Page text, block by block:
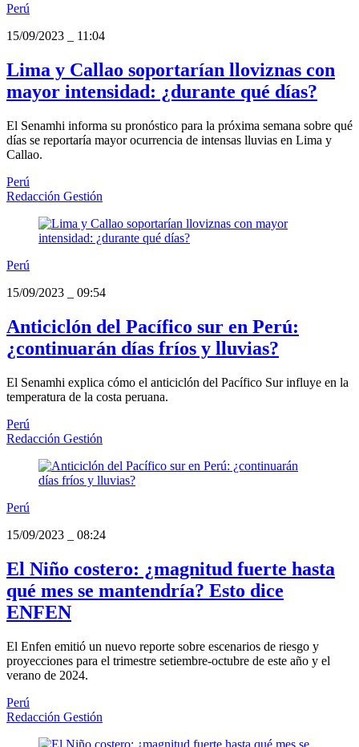
Perú
15/09/2023
11:04
Lima y Callao soportarían lloviznas con
mayor intensidad: ¿durante qué días?
El Senamhi informa su pronóstico para la próxima semana sobre qué
días se reportaría mayor ocurrencia de intensas lluvias en Lima y
Callao.
Perú
Redacción Gestión
Perú
15/09/2023
09:54
Anticiclón del Pacífico sur en Perú:
¿continuarán días fríos y lluvias?
El Senamhi explica cómo el anticiclón del Pacífico Sur influye en la
temperatura de la costa peruana.
Perú
Redacción Gestión
Perú
15/09/2023
08:24
El Niño costero: ¿magnitud fuerte hasta
qué mes se mantendría? Esto dice
ENFEN
El Enfen emitió un nuevo reporte sobre escenarios de riesgo y
proyecciones para el trimestre setiembre-octubre de este año y el
verano de 2024.
Perú
Redacción Gestión